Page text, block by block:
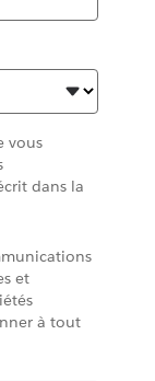
vous
dans la
et
à tout